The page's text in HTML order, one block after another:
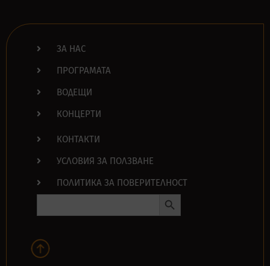
ЗА НАС
ПРОГРАМАТА
ВОДЕЩИ
КОНЦЕРТИ
КОНТАКТИ
УСЛОВИЯ ЗА ПОЛЗВАНЕ
ПОЛИТИКА ЗА ПОВЕРИТЕЛНОСТ
Search
Search Button